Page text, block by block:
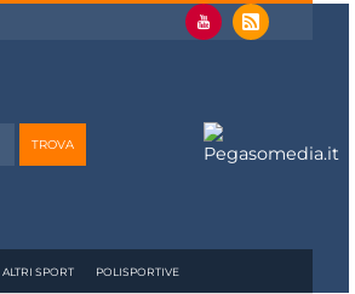
ALTRI SPORT POLISPORTIVE